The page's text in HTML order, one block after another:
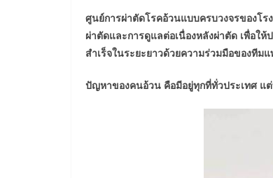
ศูนย์การผ่าตัดโรคอ้วนแบบครบวงจรของโ
ผ่าตัดและการดูแลต่อเนื่องหลังผ่าตัด เพื่อ
สำเร็จในระยะยาวด้วยความร่วมมือของทีม
ปัญหาของคนอ้วน คือมีอยู่ทุกที่ทั่วประเทศ แ